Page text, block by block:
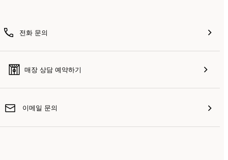
전화 문의
매장 상담 예약하기
이메일 문의